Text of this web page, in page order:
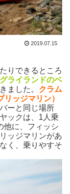
2019.07.15
りできるところ
ライランドのベ
ました。 クラム
ッジマリン）
ーと同じ場所
ックは、1人乗
他に、フィッシ
ッジマリンがあ
く、乗りやすそ